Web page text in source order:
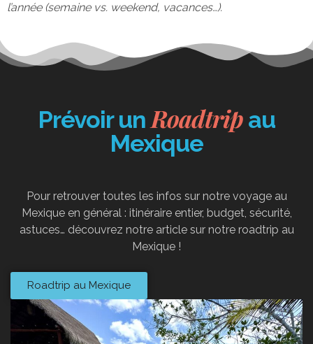
l’année (semaine vs. weekend, vacances…).
Prévoir unRoadtrip au
Mexique
Pour retrouver toutes les infos sur notre voyage au
Mexique en général : itinéraire entier, budget, sécurité,
astuces… découvrez notre article sur notre roadtrip au
Mexique !
Roadtrip au Mexique